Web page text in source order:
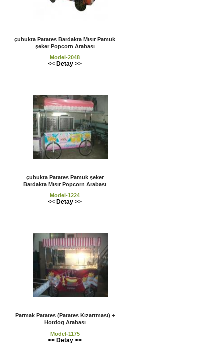
çubukta Patates Bardakta Mısır Pamuk
şeker Popcorn Arabası
Model-2048
<< Detay >>
çubukta Patates Pamuk şeker
Bardakta Mısır Popcorn Arabası
Model-1224
<< Detay >>
Parmak Patates (Patates Kızartması) +
Hotdog Arabası
Model-1175
<< Detay >>